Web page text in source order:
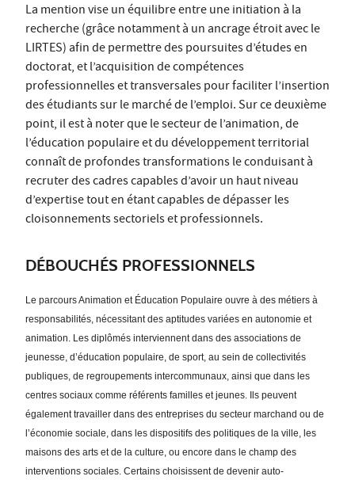
La mention vise un équilibre entre une initiation à la
recherche (grâce notamment à un ancrage étroit avec le
LIRTES) afin de permettre des poursuites d’études en
doctorat, et l’acquisition de compétences
professionnelles et transversales pour faciliter l’insertion
des étudiants sur le marché de l’emploi. Sur ce deuxième
point, il est à noter que le secteur de l’animation, de
l’éducation populaire et du développement territorial
connaît de profondes transformations le conduisant à
recruter des cadres capables d’avoir un haut niveau
d’expertise tout en étant capables de dépasser les
cloisonnements sectoriels et professionnels.
DÉBOUCHÉS PROFESSIONNELS
Le parcours Animation et Éducation Populaire ouvre à des métiers à
responsabilités, nécessitant des aptitudes variées en autonomie et
animation. Les diplômés interviennent dans des associations de
jeunesse, d’éducation populaire, de sport, au sein de collectivités
publiques, de regroupements intercommunaux, ainsi que dans les
centres sociaux comme référents familles et jeunes. Ils peuvent
également travailler dans des entreprises du secteur marchand ou de
l’économie sociale, dans les dispositifs des politiques de la ville, les
maisons des arts et de la culture, ou encore dans le champ des
interventions sociales. Certains choisissent de devenir auto-